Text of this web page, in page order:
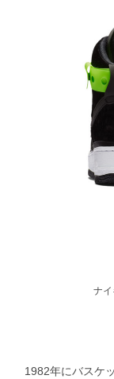
ナイ
1982年にバスケ